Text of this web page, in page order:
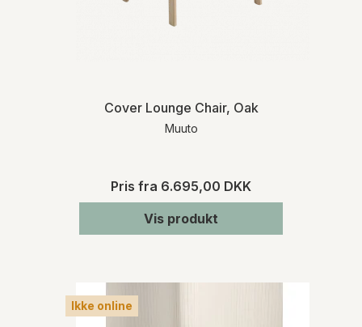
Cover Lounge Chair, Oak
Muuto
Pris fra 6.695,00 DKK
Vis produkt
Ikke online